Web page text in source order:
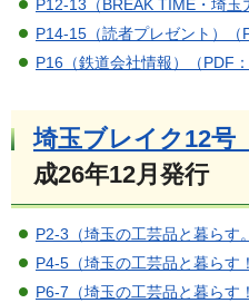
P12-13（BREAK TIME・埼玉
P14-15（読者プレゼント）（
P16（鉄道会社情報）（PDF：
埼玉ブレイク12号
成26年12月発行
P2-3（埼玉の工芸品と暮らす
P4-5（埼玉の工芸品と暮らす
P6-7（埼玉の工芸品と暮らす